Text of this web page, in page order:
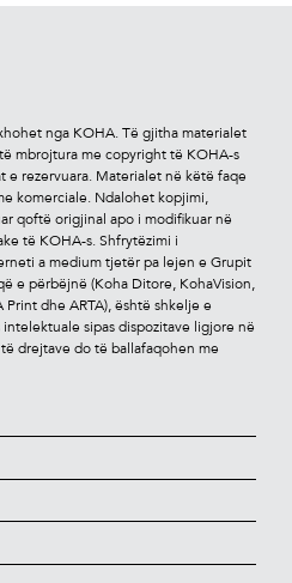
nga KOHA. Të gjitha materialet
mbrojtura me copyright të KOHA-s
e rezervuara. Materialet në këtë faqe
komerciale. Ndalohet kopjimi,
qoftë origjinal apo i modiﬁkuar në
të KOHA-s. Shfrytëzimi i
a medium tjetër pa lejen e Grupit
e përbëjnë (Koha Ditore, KohaVision,
dhe ARTA), është shkelje e
sipas dispozitave ligjore në
drejtave do të ballafaqohen me